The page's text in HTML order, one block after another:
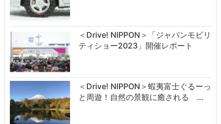
＜Drive! NIPPON＞「ジャパンモビリ
ティショー2023」開催レポート
＜Drive! NIPPON＞蝦夷富士ぐるーっ
と周遊！自然の景観に癒される …